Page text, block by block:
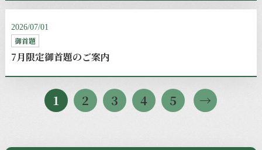
2026/07/01
御首題
7月限定御首題のご案内
1 2 3 4 5